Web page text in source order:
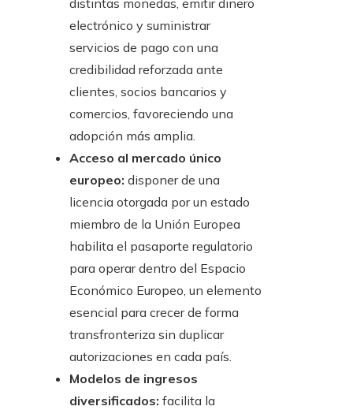
distintas monedas, emitir dinero
electrónico y suministrar
servicios de pago con una
credibilidad reforzada ante
clientes, socios bancarios y
comercios, favoreciendo una
adopción más amplia.
Acceso al mercado único
europeo: disponer de una
licencia otorgada por un estado
miembro de la Unión Europea
habilita el pasaporte regulatorio
para operar dentro del Espacio
Económico Europeo, un elemento
esencial para crecer de forma
transfronteriza sin duplicar
autorizaciones en cada país.
Modelos de ingresos
diversificados: facilita la